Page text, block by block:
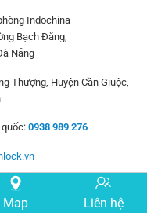
Indochina
Bạch Đằng,
Nẵng
Thượng, Huyện Cần Giuộc,
0938 989 276
Map Liên hệ